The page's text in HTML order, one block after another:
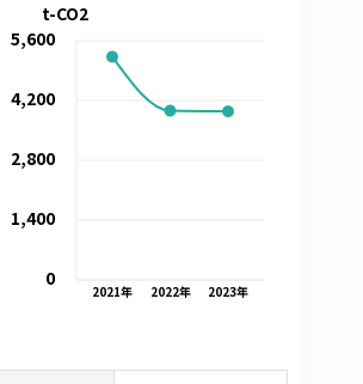
2021年 2022年 2023年
0
1,400
2,800
4,200
5,600
t-CO2